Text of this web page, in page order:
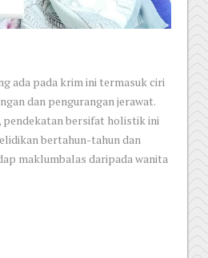
ada pada krim ini termasuk ciri
dan pengurangan jerawat.
pendekatan bersifat holistik ini
bertahun-tahun dan
maklumbalas daripada wanita